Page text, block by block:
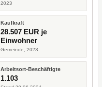
2023
Kaufkraft
28.507 EUR je
Einwohner
Gemeinde, 2023
Arbeitsort-Beschäftigte
1.103